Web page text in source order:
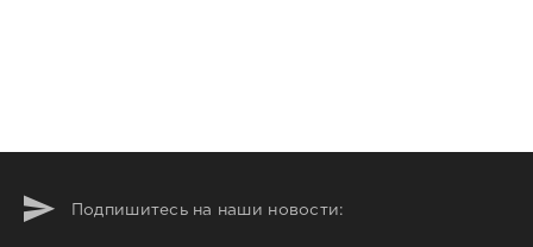
Подпишитесь на наши новости: